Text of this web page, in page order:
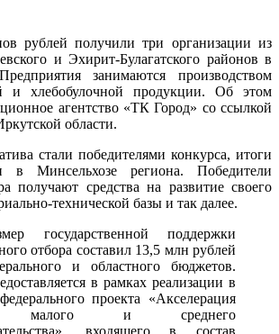
рублей получили три организации из
и Эхирит-Булагатского районов в
занимаются производством
и хлебобулочной продукции. Об этом
агентство «ТК Город» со ссылкой
области.
стали победителями конкурса, итоги
в Минсельхозе региона. Победители
получают средства на развитие своего
технической базы и так далее.
государственной поддержки
отбора составил 13,5 млн рублей
и областного бюджетов.
в рамках реализации в
проекта «Акселерация
малого и среднего